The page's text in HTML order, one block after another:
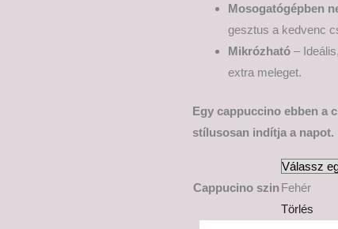
Mosogatógépben
gesztus a kedvenc
Mikrózható –
extra meleget.
Egy cappuccino ebben a
stílusosan indítja a napot.
Cappucino szin Fehér
Törlés